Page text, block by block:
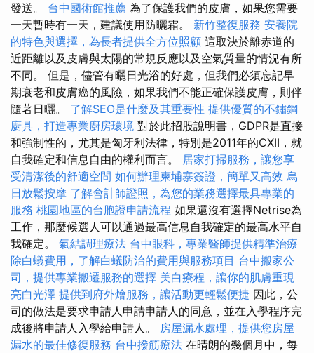
發送。 台中國術館推薦 為了保護我們的皮膚，如果您需要
一天暫時有一天，建議使用防曬霜。 新竹整復服務 安養院
的特色與選擇，為長者提供全方位照顧 這取決於離赤道的
近距離以及皮膚與太陽的常規反應以及空氣​​質量的情況有所
不同。 但是，儘管有曬日光浴的好處，但我們必須忘記早
期衰老和皮膚癌的風險，如果我們不能正確保護皮膚，則伴
隨著日曬。 了解SEO是什麼及其重要性 提供優質的不鏽鋼
廚具，打造專業廚房環境 對於此招股說明書，GDPR是直接
和強制性的，尤其是匈牙利法律，特別是2011年的CXII，就
自我確定和信息自由的權利而言。 居家打掃服務，讓您享
受清潔後的舒適空間 如何辦理柬埔寨簽證，簡單又高效 烏
日放鬆按摩 了解會計師證照，為您的業務選擇最具專業的
服務 桃園地區的台胞證申請流程 如果還沒有選擇Netrise為
工作，那麼候選人可以通過最高信息自我確定的最高水平自
我確定。 氣結調理療法 台中眼科，專業醫師提供精準治療
除白蟻費用，了解白蟻防治的費用與服務項目 台中搬家公
司，提供專業搬遷服務的選擇 美白療程，讓你的肌膚重現
亮白光澤 提供到府外燴服務，讓活動更輕鬆便捷 因此，公
司的做法是要求申請人申請申請人的同意，並在入學程序完
成後將申請人入學給申請人。 房屋漏水處理，提供您房屋
漏水的最佳修復服務 台中撥筋療法 在晴朗的幾個月中，每